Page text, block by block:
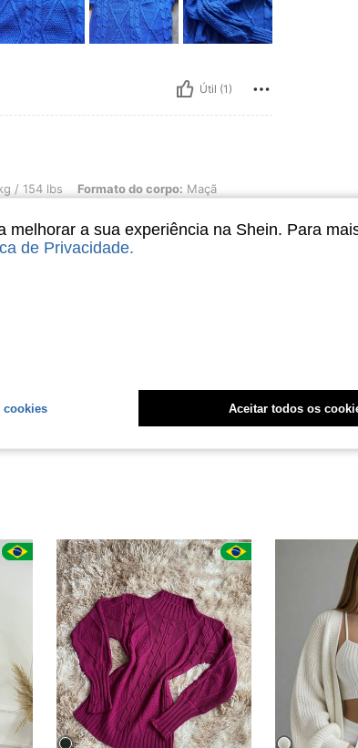
Útil (1)
do corpo: Maçã, Cintura: 97 cm / 38 in, Busto: 92 cm / 36 in,
/ 154 lbs Formato do corpo: Maçã
e preço
melhorar a sua experiência na Shein. Para
de Privacidade.
cookies Aceitar todos os